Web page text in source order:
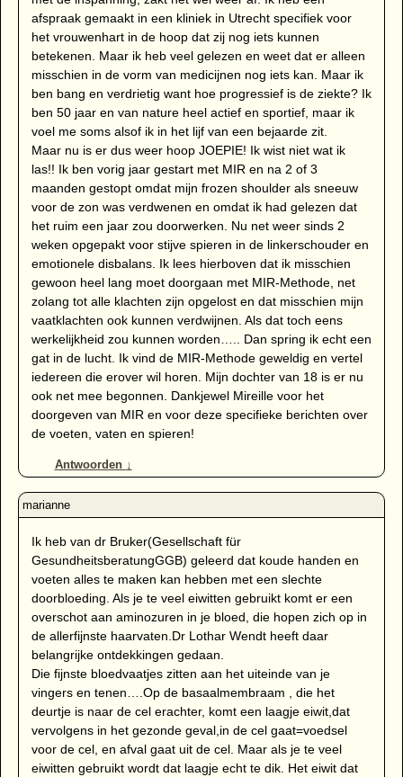
afspraak gemaakt in een kliniek in Utrecht specifiek voor
het vrouwenhart in de hoop dat zij nog iets kunnen
betekenen. Maar ik heb veel gelezen en weet dat er alleen
misschien in de vorm van medicijnen nog iets kan. Maar ik
ben bang en verdrietig want hoe progressief is de ziekte? Ik
ben 50 jaar en van nature heel actief en sportief, maar ik
voel me soms alsof ik in het lijf van een bejaarde zit.
Maar nu is er dus weer hoop JOEPIE! Ik wist niet wat ik
las!! Ik ben vorig jaar gestart met MIR en na 2 of 3
maanden gestopt omdat mijn frozen shoulder als sneeuw
voor de zon was verdwenen en omdat ik had gelezen dat
het ruim een jaar zou doorwerken. Nu net weer sinds 2
weken opgepakt voor stijve spieren in de linkerschouder en
emotionele disbalans. Ik lees hierboven dat ik misschien
gewoon heel lang moet doorgaan met MIR-Methode, net
zolang tot alle klachten zijn opgelost en dat misschien mijn
vaatklachten ook kunnen verdwijnen. Als dat toch eens
werkelijkheid zou kunnen worden….. Dan spring ik echt een
gat in de lucht. Ik vind de MIR-Methode geweldig en vertel
iedereen die erover wil horen. Mijn dochter van 18 is er nu
ook net mee begonnen. Dankjewel Mireille voor het
doorgeven van MIR en voor deze specifieke berichten over
de voeten, vaten en spieren!
Antwoorden ↓
Ik heb van dr Bruker(Gesellschaft für
GesundheitsberatungGGB) geleerd dat koude handen en
voeten alles te maken kan hebben met een slechte
doorbloeding. Als je te veel eiwitten gebruikt komt er een
overschot aan aminozuren in je bloed, die hopen zich op in
de allerfijnste haarvaten.Dr Lothar Wendt heeft daar
belangrijke ontdekkingen gedaan.
Die fijnste bloedvaatjes zitten aan het uiteinde van je
vingers en tenen….Op de basaalmembraam , die het
deurtje is naar de cel erachter, komt een laagje eiwit,dat
vervolgens in het gezonde geval,in de cel gaat=voedsel
voor de cel, en afval gaat uit de cel. Maar als je te veel
eiwitten gebruikt wordt dat laagje echt te dik. Het eiwit dat